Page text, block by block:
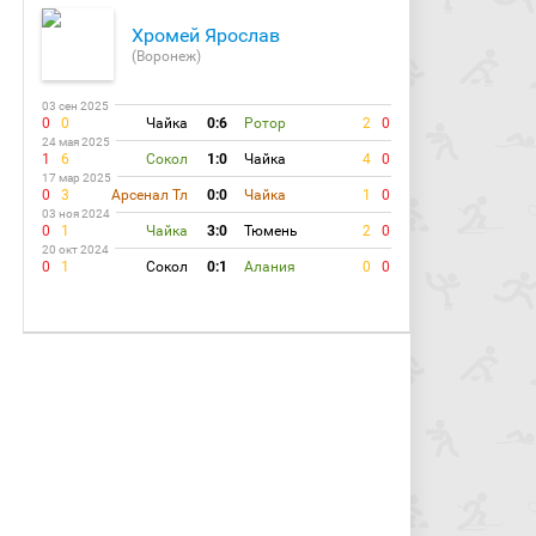
Хромей Ярослав
(Воронеж)
03 сен 2025
0 0 Чайка 0:6 Ротор 2 0
24 мая 2025
1 6 Сокол 1:0 Чайка 4 0
17 мар 2025
0 3 Арсенал Тл 0:0 Чайка 1 0
03 ноя 2024
0 1 Чайка 3:0 Тюмень 2 0
20 окт 2024
0 1 Сокол 0:1 Алания 0 0